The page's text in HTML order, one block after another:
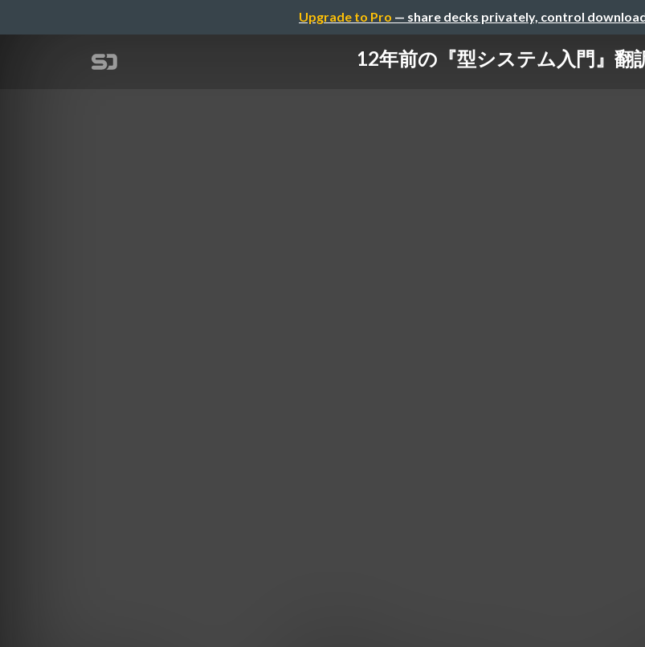
Upgrade to Pro — share decks privately, control
12年前の『型システム入門』翻